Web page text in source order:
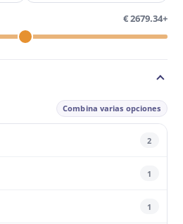
€ 2679.34+
Combina varias opciones
2
1
1